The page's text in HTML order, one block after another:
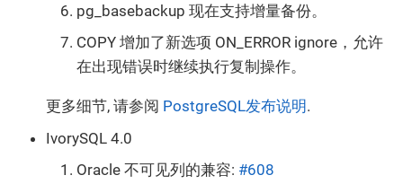
pg_basebackup 现在支持增量备份。
COPY 增加了新选项 ON_ERROR ignore，允许
在出现错误时继续执行复制操作。
更多细节, 请参阅 PostgreSQL发布说明.
IvorySQL 4.0
Oracle 不可见列的兼容: #608